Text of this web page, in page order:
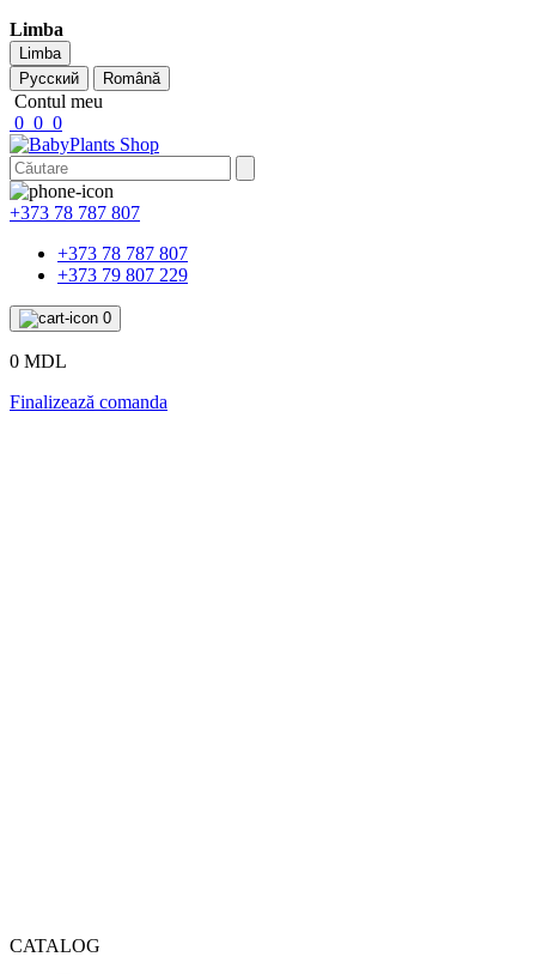
Limba
Limba
Русский
Română
Contul meu
0 0 0
+373 78 787 807
+373 78 787 807
+373 79 807 229
0
0 MDL
Finalizează comanda
CATALOG